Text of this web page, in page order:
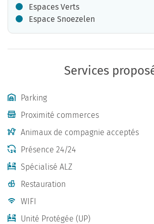
Espaces Verts
Espace Snoezelen
Services
Parking
Proximité commerces
Animaux de compagnie acceptés
Présence 24/24
Spécialisé ALZ
Restauration
WIFI
Unité Protégée (UP)